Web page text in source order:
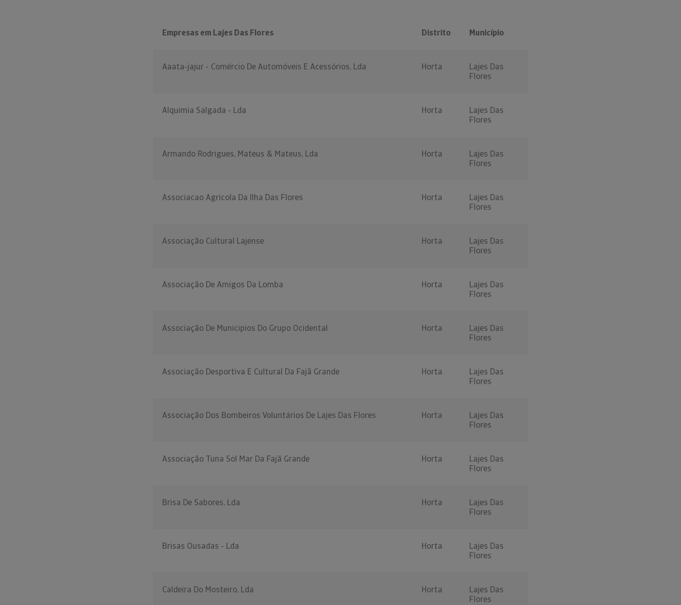
Empresas em Lajes Das Flores Distrito Município
Aaata-jajur - Comércio De Automóveis E Acessórios, Lda Horta
Lajes Das
Flores
Alquimia Salgada - Lda Horta
Lajes Das
Flores
Armando Rodrigues, Mateus & Mateus, Lda Horta
Lajes Das
Flores
Associacao Agricola Da Ilha Das Flores Horta
Lajes Das
Flores
Associação Cultural Lajense Horta
Lajes Das
Flores
Associação De Amigos Da Lomba Horta
Lajes Das
Flores
Associação De Municipios Do Grupo Ocidental Horta
Lajes Das
Flores
Associação Desportiva E Cultural Da Fajã Grande Horta
Lajes Das
Flores
Associação Dos Bombeiros Voluntários De Lajes Das Flores Horta
Lajes Das
Flores
Associação Tuna Sol Mar Da Fajã Grande Horta
Lajes Das
Flores
Brisa De Sabores, Lda Horta
Lajes Das
Flores
Brisas Ousadas - Lda Horta
Lajes Das
Flores
Caldeira Do Mosteiro, Lda Horta
Lajes Das
Flores